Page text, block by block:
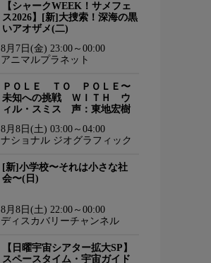
【シャークWEEK！サメフェ
ス2026】[新]大捜索！深海の黒
いアオザメ(二)
8月7日(金) 23:00～00:00
アニマルプラネット
ＰＯＬＥ ＴＯ ＰＯＬＥ〜
未知への挑戦 ＷＩＴＨ ウ
ィル・スミス 声：東地宏樹
8月8日(土) 03:00～04:00
ナショナル ジオグラフィック
[新]小学校〜それは小さな社
会〜(日)
8月8日(土) 22:00～00:00
ディスカバリーチャンネル
【日曜宇宙シアター拡大SP】
スペースタイム・宇宙ガイド